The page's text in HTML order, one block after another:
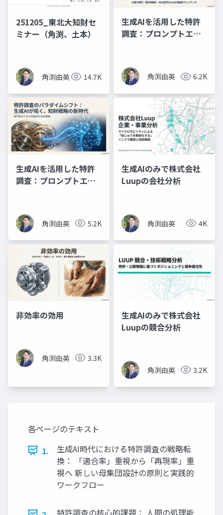
251205_東北大知財セ
ミナー（角渕、土本）
角渕由英 14.7K
生成AIを活用した特許
調査：プロンプトエン
角渕由英 6.2K
生成AIを活用した特許
調査：プロンプトエン
角渕由英 5.2K
生成AIのみで株式会社
Luupの会社分析
角渕由英 4K
非効率の効用
角渕由英 3.3K
生成AIのみで株式会社
Luupの競合分析
角渕由英 3.2K
各ページのテキスト
1.
生成AI時代における特許調査の戦略転
換： 「適合率」重視から「再現率」重
視へ 新しい母集団設計の原則と実践的
ワークフロー
特許調査の核心的課題： 人間の処理能